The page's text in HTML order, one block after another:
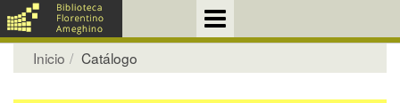
Inicio Catálogo